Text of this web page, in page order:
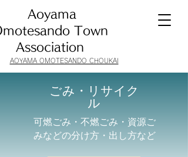
​ Aoyama
Town
Association
AOYAMA OMOTESANDO CHOUKAI
​ごみ・リサイク
ル
可燃ごみ・不燃ごみ・資源ご
みなどの分け方・出し方など